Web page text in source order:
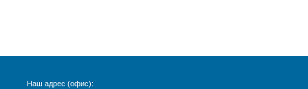
Наш адрес (офис):